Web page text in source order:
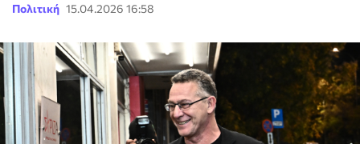
Πολιτική 15.04.2026 16:58